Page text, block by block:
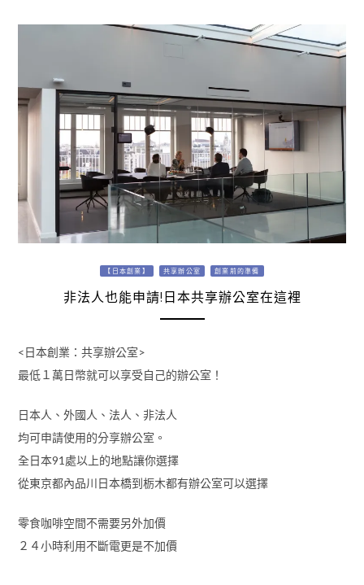
【日本創業】 共享辦公室 創業前的準備
非法人也能申請!日本共享辦公室在這裡
<日本創業：共享辦公室>
最低１萬日幣就可以享受自己的辦公室！
日本人、外國人、法人、非法人
均可申請使用的分享辦公室。
全日本91處以上的地點讓你選擇
從東京都內品川日本橋到栃木都有辦公室可以選擇
零食咖啡空間不需要另外加價
２４小時利用不斷電更是不加價